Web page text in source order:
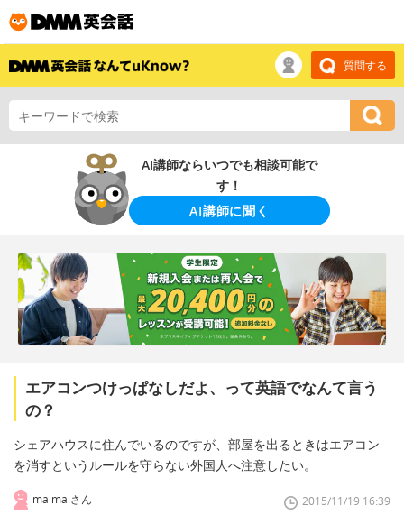
質問する
AI講師ならいつでも相談可能で
す！
AI講師に聞く
エアコンつけっぱなしだよ、って英語でなんて言う
の？
シェアハウスに住んでいるのですが、部屋を出るときはエアコン
を消すというルールを守らない外国人へ注意したい。
maimaiさん 2015/11/19 16:39